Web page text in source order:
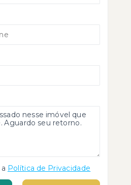
Política de Privacidade